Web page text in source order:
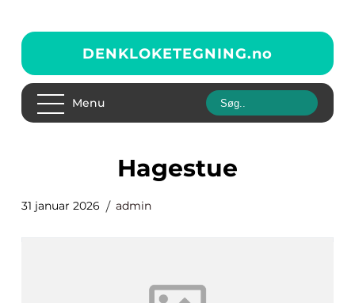
DENKLOKETEGNING.no
Menu
hagestue
31 januar 2026 admin